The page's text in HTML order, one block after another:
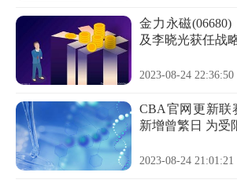
金力永磁
及李晓光获任战
2023-08-24 22:36:50
CBA官网更新联
新增曾繁日 为受
2023-08-24 21:01:21